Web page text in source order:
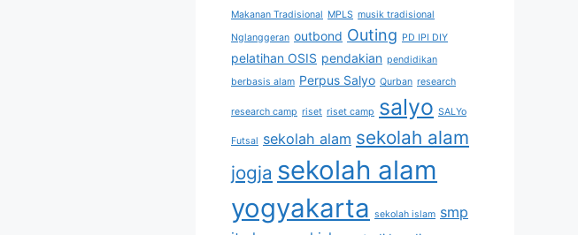
Makanan Tradisional MPLS musik tradisional
Nglanggeran outbond Outing PD IPI DIY
pelatihan OSIS pendakian pendidikan
berbasis alam Perpus Salyo Qurban research
research camp riset riset camp salyo SALYo
Futsal sekolah alam sekolah alam
jogja sekolah alam
yogyakarta sekolah islam smp